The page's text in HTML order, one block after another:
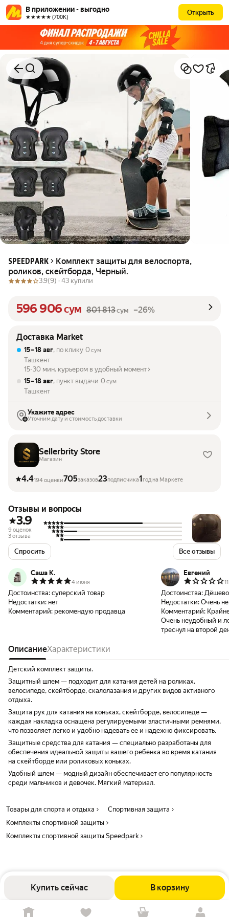
В приложении - выгодно
★★★★★ (700К)
Открыть
Купить сейчас В корзину
SPEEDPARK
Комплект защиты для велоспорта,
роликов, скейтборда, Черный.
3.9(9) · 43 купили
596 906сум 801 813сум –26%
Доставка Market
15 – 18 авг, по клику 0 сум
Ташкент
15-30 мин. курьером в удобный момент
15 – 18 авг, пункт выдачи 0 сум
Ташкент
Укажите адрес
Уточним дату и стоимость доставки
Sellerbrity Store
Магазин
4.4194 оценки705заказов23подписчика1год на Маркете
Отзывы и вопросы
3.9
9 оценок
3 отзыва
Спросить Все отзывы
Саша К.
4 июня
Достоинства: суперский товар
Недостатки: нет
Комментарий: рекомендую продавца
Евгений
Достоинства: Дёшево
Недостатки: Очень
Комментарий:
Очень неудобный и
треснул на второй
ОписаниеХарактеристики
Детский комплект защиты.
Защитный шлем — подходит для катания детей на роликах,
велосипеде, скейтборде, скалолазания и других видов активного
отдыха.
Защита рук для катания на коньках, скейтборде, велосипеде —
каждая накладка оснащена регулируемыми эластичными ремнями,
что позволяет легко и удобно надевать ее и надежно фиксировать.
Защитные средства для катания — специально разработаны для
обеспечения идеальной защиты вашего ребенка во время катания
на скейтборде или роликовых коньках.
Удобный шлем — модный дизайн обеспечивает его популярность
среди мальчиков и девочек. Мягкий материал.
Товары для спорта и отдыха
Спортивная защита
Комплекты спортивной защиты
Комплекты спортивной защиты Speedpark